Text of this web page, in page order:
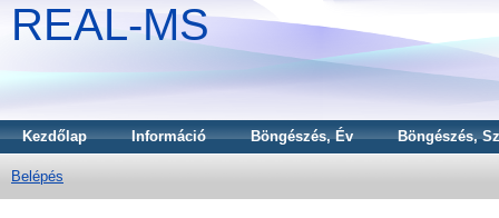
REAL-MS
Kezdőlap Információ Böngészés, Év Böngészés,
Belépés